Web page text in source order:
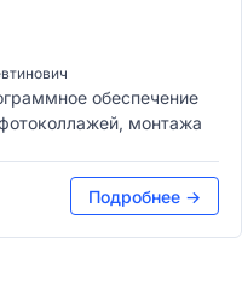
обеспечение
монтажа
Подробнее →